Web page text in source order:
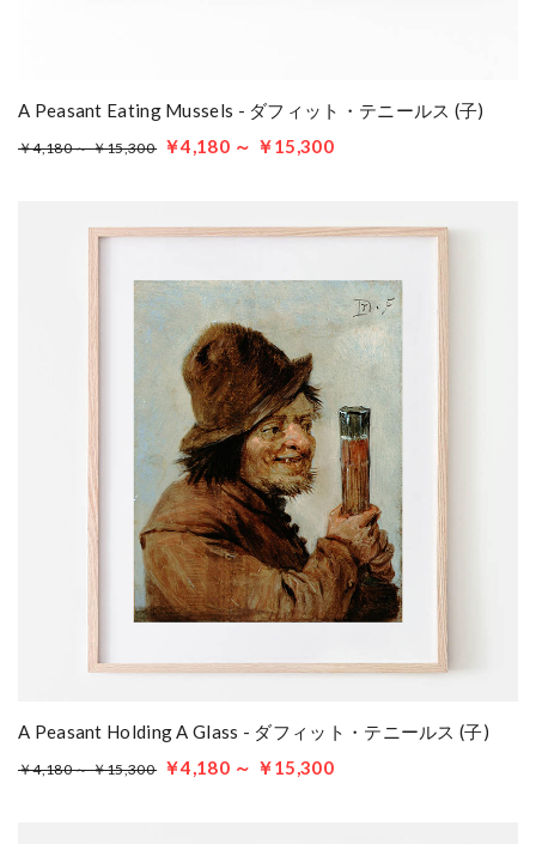
A Peasant Eating Mussels - ダフィット・テニールス (子)
￥4,180 ～ ￥15,300 ￥4,180 ～ ￥15,300
A Peasant Holding A Glass - ダフィット・テニールス (子)
￥4,180 ～ ￥15,300 ￥4,180 ～ ￥15,300